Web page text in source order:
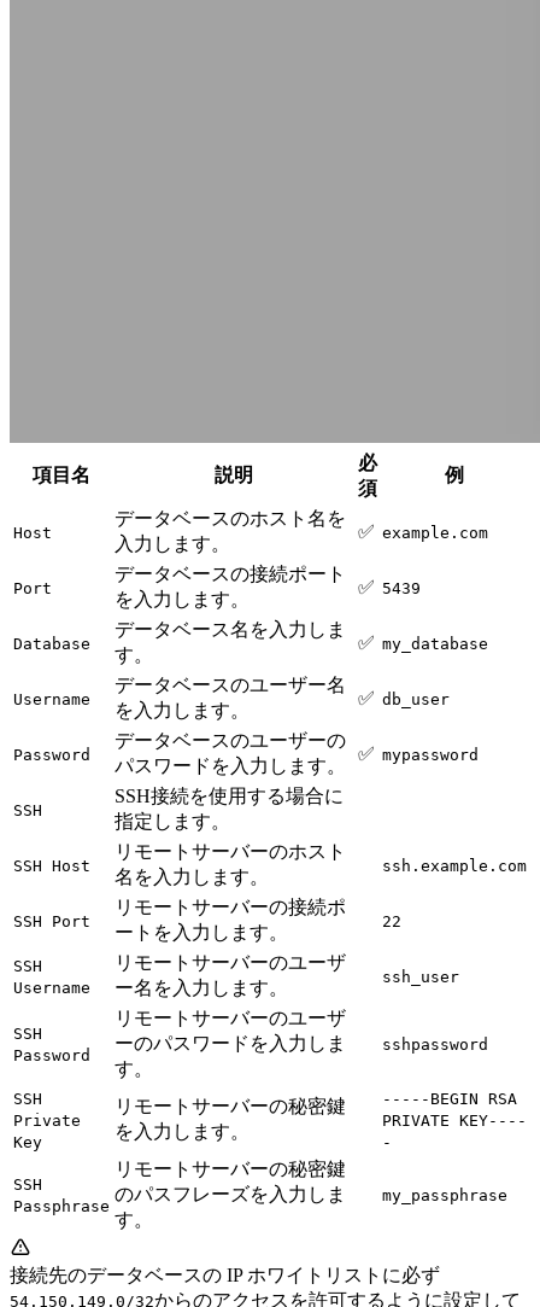
項目名 説明
必
須
例
Host
データベースのホスト名を
入力します。
✅ example.com
Port
データベースの接続ポート
を入力します。
✅ 5439
Database
データベース名を入力しま
す。
✅ my_database
Username
データベースのユーザー名
を入力します。
✅ db_user
Password
データベースのユーザーの
パスワードを入力します。
✅ mypassword
SSH
SSH接続を使用する場合に
指定します。
SSH Host
リモートサーバーのホスト
名を入力します。
ssh.example.com
SSH Port
リモートサーバーの接続ポ
ートを入力します。
22
SSH
Username
リモートサーバーのユーザ
ー名を入力します。
ssh_user
SSH
Password
リモートサーバーのユーザ
ーのパスワードを入力しま
す。
sshpassword
SSH
Private
Key
リモートサーバーの秘密鍵
を入力します。
-----BEGIN RSA
PRIVATE KEY----
-
SSH
Passphrase
リモートサーバーの秘密鍵
のパスフレーズを入力しま
す。
my_passphrase
接続先のデータベースの IP ホワイトリストに必ず
54.150.149.0/32からのアクセスを許可するように設定して